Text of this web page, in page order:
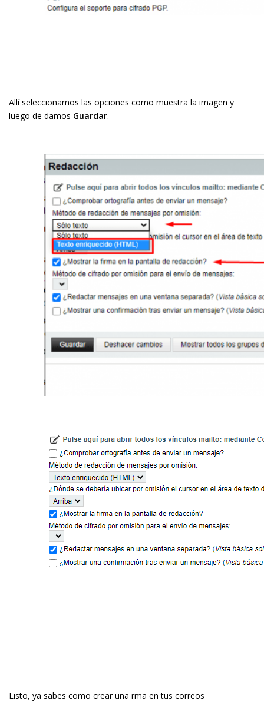
Allí seleccionamos las opciones como muestra la imagen y
luego de damos Guardar.
Listo, ya sabes como crear una firma en tus correos